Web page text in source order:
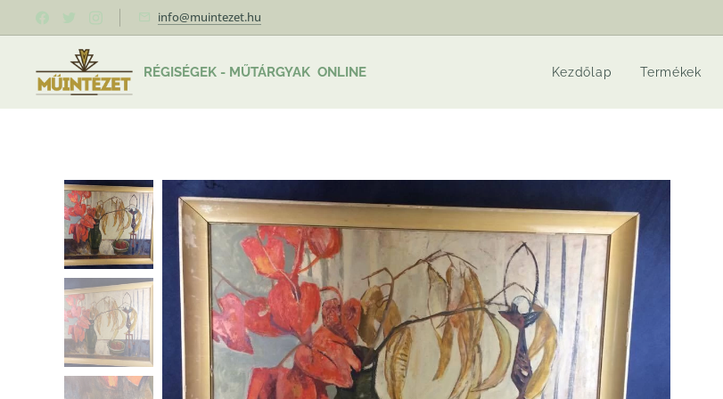
info@muintezet.hu
RÉGISÉGEK - MŰTÁRGYAK ONLINE Kezdőlap Termékek